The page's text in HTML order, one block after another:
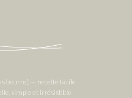
beurre) — recette facile
simple et irrésistible